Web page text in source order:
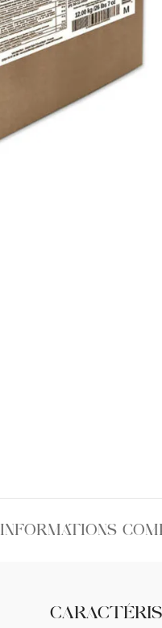
INFORMATIONS